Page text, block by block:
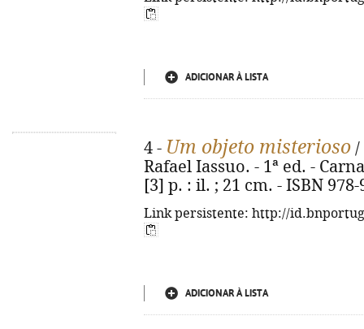
ADICIONAR À LISTA
4 - Um objeto misterioso /
Rafael Iassuo. - 1ª ed. -
[3] p. : il. ; 21 cm. - ISBN 978-
Link persistente: http://
ADICIONAR À LISTA